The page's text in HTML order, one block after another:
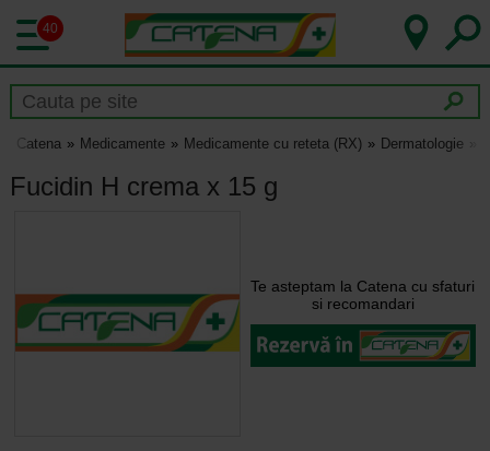
40
Catena Medicamente Medicamente cu reteta (RX) Dermatologie
Fucidin H crema x 15 g
Te asteptam la Catena cu sfaturi
si recomandari